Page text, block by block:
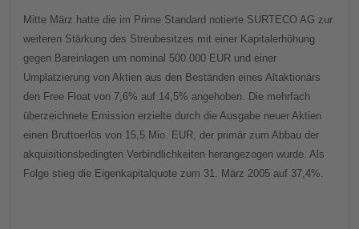
Mitte März hatte die im Prime Standard notierte SURTECO AG zur
weiteren Stärkung des Streubesitzes mit einer Kapitalerhöhung
gegen Bareinlagen um nominal 500.000 EUR und einer
Umplatzierung von Aktien aus den Beständen eines Altaktionärs
den Free Float von 7,6% auf 14,5% angehoben. Die mehrfach
überzeichnete Emission erzielte durch die Ausgabe neuer Aktien
einen Bruttoerlös von 15,5 Mio. EUR, der primär zum Abbau der
akquisitionsbedingten Verbindlichkeiten herangezogen wurde. Als
Folge stieg die Eigenkapitalquote zum 31. März 2005 auf 37,4%.